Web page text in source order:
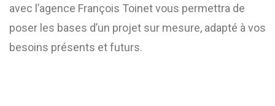
avec l’agence François Toinet vous permettra de
poser les bases d’un projet sur mesure, adapté à vos
besoins présents et futurs.